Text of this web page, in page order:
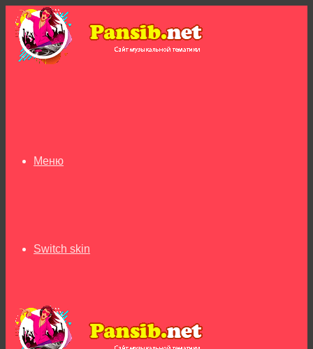
Меню
Switch skin